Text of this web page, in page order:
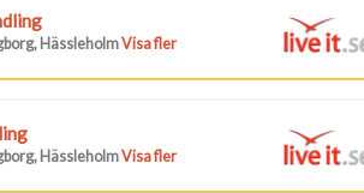
HässleholmVisa fler
HässleholmVisa fler